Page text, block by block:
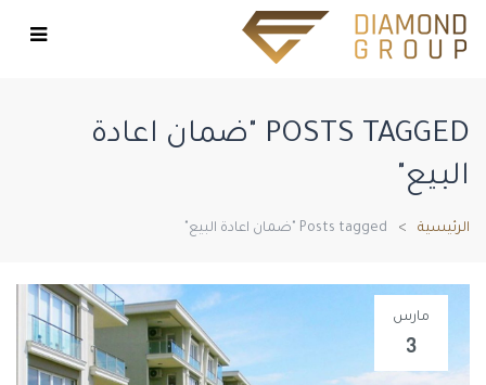
POSTS TAGGED "ضمان اعادة
البيع"
الرئيسية Posts tagged "ضمان اعادة البيع"
مارس
3